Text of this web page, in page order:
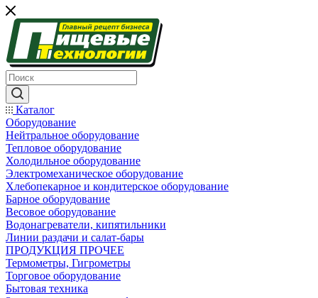
Каталог
Оборудование
Нейтральное оборудование
Тепловое оборудование
Холодильное оборудование
Электромеханическое оборудование
Хлебопекарное и кондитерское оборудование
Барное оборудование
Весовое оборудование
Водонагреватели, кипятильники
Линии раздачи и салат-бары
ПРОДУКЦИЯ ПРОЧЕЕ
Термометры, Гигрометры
Торговое оборудование
Бытовая техника